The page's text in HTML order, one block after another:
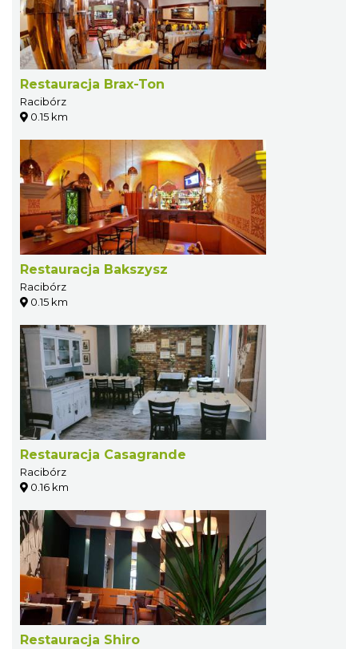
Restauracja Brax-Ton
Racibórz
0.15 km
Restauracja Bakszysz
Racibórz
0.15 km
Restauracja Casagrande
Racibórz
0.16 km
Restauracja Shiro